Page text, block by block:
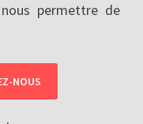
permettre de
NOUS